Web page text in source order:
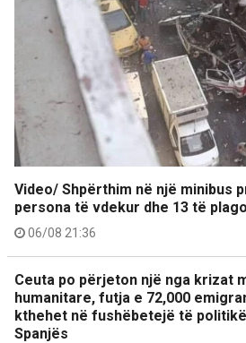
Video/ Shpërthim në një minibus
persona të vdekur dhe 13 të
06/08 21:36
Ceuta po përjeton një nga krizat
humanitare, futja e 72,000
kthehet në fushëbetejë të
Spanjës